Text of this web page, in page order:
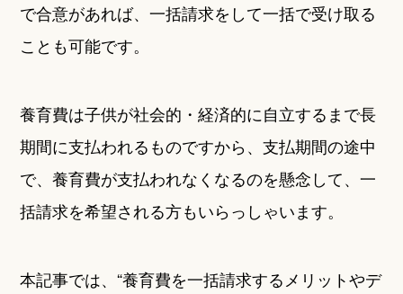
で合意があれば、一括請求をして一括で受け取る
ことも可能です。
養育費は子供が社会的・経済的に自立するまで長
期間に支払われるものですから、支払期間の途中
で、養育費が支払われなくなるのを懸念して、一
括請求を希望される方もいらっしゃいます。
本記事では、“養育費を一括請求するメリットやデ